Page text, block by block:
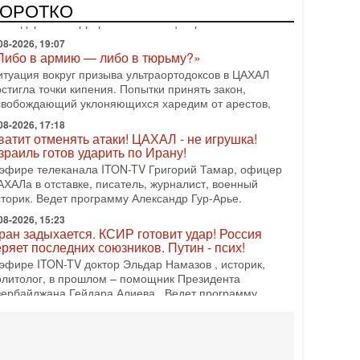
(в отставке) Гарри (Юрий) Табах, в прошлом:
антитеррористического центра НАТО в
2026, 19:07
в армию — либо в тюрьму?»
вокруг призыва ультраортодоксов в ЦАХАЛ
точки кипения. Попытки принять закон,
уклоняющихся харедим от арестов,
2026, 17:18
отменять атаки! ЦАХАЛ - не игрушка!
готов ударить по Ирану!
телеканала ITON-TV Григорий Тамар, офицер
в отставке, писатель, журналист, военный
Ведет программу Александр Гур-Арье.
2026, 15:23
задыхается. КСИР готовит удар! Россия
последних союзников. Путин - псих!
ITON-TV доктор Эльдар Намазов , историк,
в прошлом – помощник Президента
Гейдара Алиева . Ведет программу